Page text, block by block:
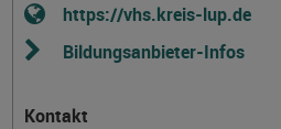
https://vhs.kreis-lup.de
Bildungsanbieter-Infos
Kontakt